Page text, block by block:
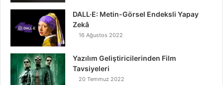
DALL·E: Metin-Görsel Endeksli Yapay
Zekâ
16 Ağustos 2022
Yazılım Geliştiricilerinden Film
Tavsiyeleri
20 Temmuz 2022